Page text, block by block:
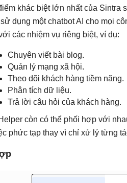
khác biệt lớn nhất của Sintra
dụng một chatbot AI cho mọi
các nhiệm vụ riêng biệt, ví dụ:
Chuyên viết bài blog.
Quản lý mạng xã hội.
Theo dõi khách hàng tiềm năng.
Phân tích dữ liệu.
Trả lời câu hỏi của khách hàng.
còn có thể phối hợp với
phức tạp thay vì chỉ xử lý từng